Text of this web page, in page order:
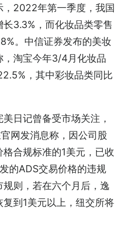
，2022年第一季度，我国
3.3%，而化妆品类零售
。中信证券发布的美妆
，淘宝今年3/4月化妆品
，其中彩妆品类同比
日记曾备受市场关注，
网发消息称，因公司股
合规标准的1美元，已收
的ADS交易价格的违规
则，若在六个月后，逸
到1美元以上，纽交所将